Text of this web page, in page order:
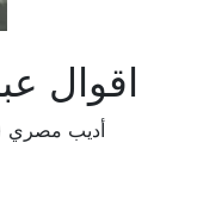
اقوال
أديب مصري (10 مقولة) (5626